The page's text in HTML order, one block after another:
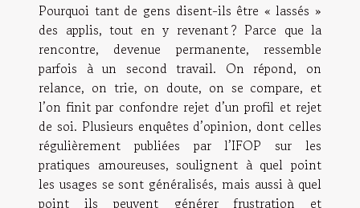
Pourquoi tant de gens disent-ils être « lassés »
des applis, tout en y revenant ? Parce que la
rencontre, devenue permanente, ressemble
parfois à un second travail. On répond, on
relance, on trie, on doute, on se compare, et
l’on finit par confondre rejet d’un profil et rejet
de soi. Plusieurs enquêtes d’opinion, dont celles
régulièrement publiées par l’IFOP sur les
pratiques amoureuses, soulignent à quel point
les usages se sont généralisés, mais aussi à quel
point ils peuvent générer frustration et